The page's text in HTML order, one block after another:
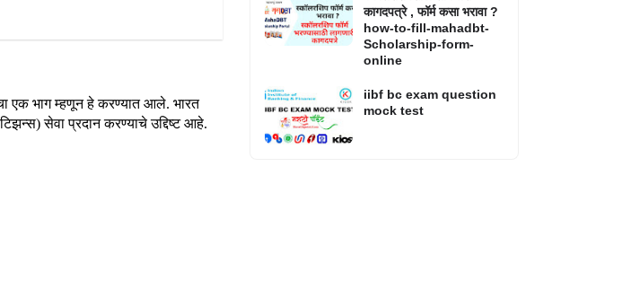
एक भाग म्हणून हे करण्यात आले. भारत
सेवा प्रदान करण्याचे उद्दिष्ट आहे.
कागदपत्रे , फॉर्म कसा भरावा ?
how-to-fill-mahadbt-
Scholarship-form-
online
iibf bc exam question
mock test